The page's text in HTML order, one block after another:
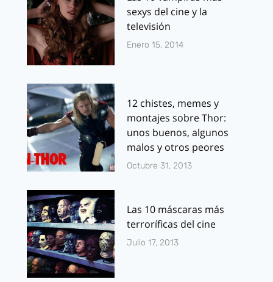
sexys del cine y la
televisión
Enero 15, 2014
12 chistes, memes y
montajes sobre Thor:
unos buenos, algunos
malos y otros peores
Octubre 31, 2013
Las 10 máscaras más
terroríficas del cine
Julio 17, 2013